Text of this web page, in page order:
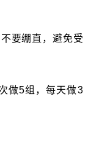
要绷直，避免受
做5组，每天做3